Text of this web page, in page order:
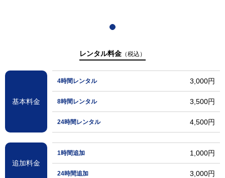
レンタル料金 （税込）
基本料金
4時間レンタル 3,000円
8時間レンタル 3,500円
24時間レンタル 4,500円
追加料金
1時間追加 1,000円
24時間追加 3,000円